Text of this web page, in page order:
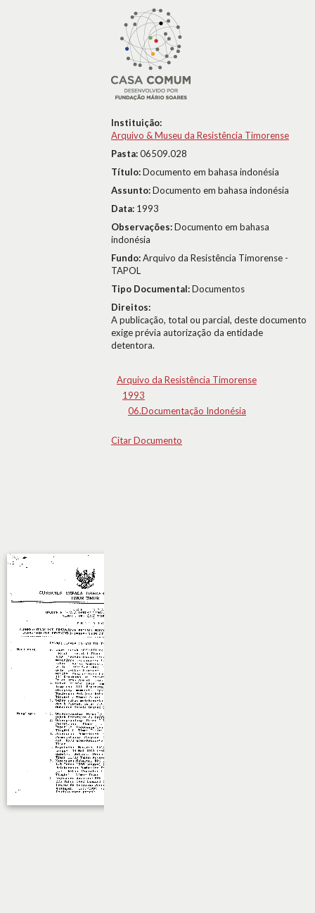
Instituição:
Arquivo & Museu da Resistência Timorense
Pasta:06509.028
Título:Documento em bahasa indonésia
Assunto:Documento em bahasa indonésia
Data: 1993
Observações:Documento em bahasa
indonésia
Fundo:Arquivo da Resistência Timorense -
TAPOL
Tipo Documental:Documentos
Direitos:
A publicação, total ou parcial, deste documento
exige prévia autorização da entidade
detentora.
Arquivo da Resistência Timorense
1993
06.Documentação Indonésia
Citar Documento